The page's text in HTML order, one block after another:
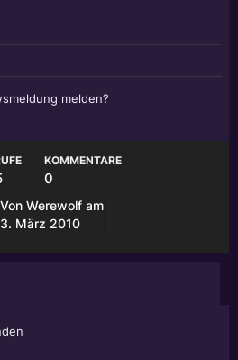
melden?
KOMMENTARE
0
Von Werewolf am
3. März 2010